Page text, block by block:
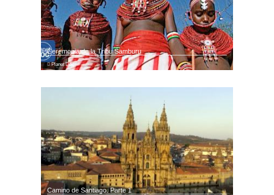
Ceremonia de la Tribu Samburu
Planet Doc
Camino de Santiago. Parte 1